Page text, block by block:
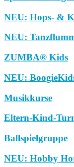
NEU: Hops- &
NEU:
ZUMBA® Kids
NEU:
Musikkurse
Eltern-Kind-
Ballspielgruppe
NEU: Hobby